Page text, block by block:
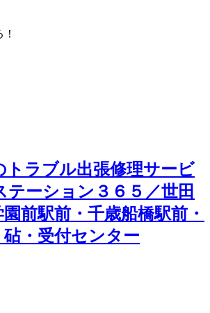
トラブル出張修理サービ
テーション３６５／世田
前駅前・千歳船橋駅前・
・受付センター